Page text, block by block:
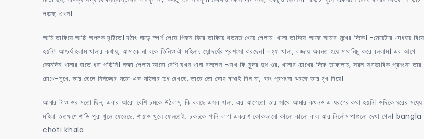
পড়ছে এখন।
আমি তাকিয়ে আছি অপলক দৃষ্টিতে। হঠাৎ ঘাড়ে স্পর্শ পেতে পিছন ফিরে তাকিয়ে থতমত খেয়ে গেলাম। খালা তাকিয়ে আছে আমার মুখের দিকে। -মেয়েটার বোধহয় বিয়ে
হয়নি! আশ্চর্য হলাম খালার কথায়, আমাকে না বকে তিনিও ঐ মহিলার সৌন্দর্যের প্রশংসা করছেন। -হ্যা খালা, লজ্জায় অবনত হয়ে মাথানিচু করে বললাম। এর আগে
কোনদিন খালার হাতে ধরা পড়িনি। লজ্জা পেলাম আরো বেশি যখন খালা বললেন -দেখ কি সুন্দর দুধ ওর, খালার চোখের দিকে তাকালাম, সরল স্বাভাবিক প্রশংসা তার
চোখে-মুখে, তার ছেলে নির্লজ্জের মতো এক মহিলার দুধ দেখছে, তাতে তো কোন বাধাই দিল না, বরং প্রশংসা ঝরছে তার মুখ দিয়ে।
আমার টাও ওর মতো ছিল, এবার আরো বেশি চমকে উঠলাম, কি বলছে এসব খালা, এর আগেতো তার সাথে আমার কখনও এ ধরণের কথা হয়নি। ওদিকে ঘরের মধ্যে
মহিলা ততক্ষণে শাড়ি পুরা খুলে ফেলেছে, শায়াও খুলে ফেলতেই, চকচকে পানি লাগা একরাশ কোকড়ানো কালো কালো বাল আর নির্লোম পাগুলো দেখা গেল। bangla
choti khala